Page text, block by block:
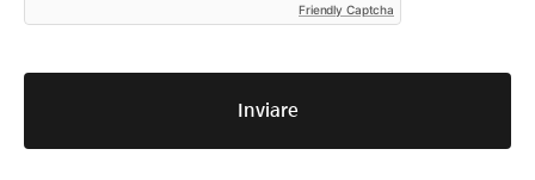
Friendly Captcha
Inviare